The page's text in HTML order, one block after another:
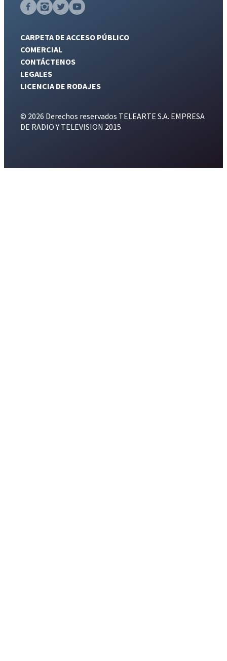
CARPETA DE ACCESO PÚBLICO
COMERCIAL
CONTÁCTENOS
LEGALES
LICENCIA DE RODAJES
© 2026 Derechos reservados TELEARTE S.A. EMPRESA
DE RADIO Y TELEVISION 2015